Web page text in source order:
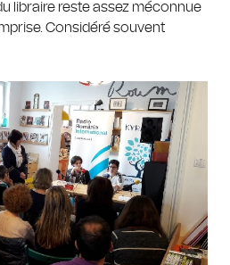
libraire reste assez méconnue
Considéré souvent